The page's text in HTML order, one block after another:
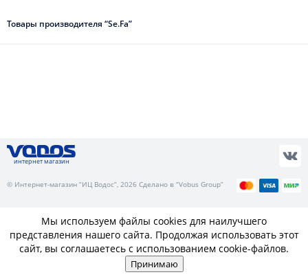
Товары производителя “Se.Fa”
интернет магазин
© Интернет-магазин “ИЦ Водос”, 2026 Сделано в “Vobus Group”
Мы используем файлы cookies для наилучшего
представления нашего сайта. Продолжая использовать этот
сайт, вы соглашаетесь с использованием cookie-файлов.
Принимаю